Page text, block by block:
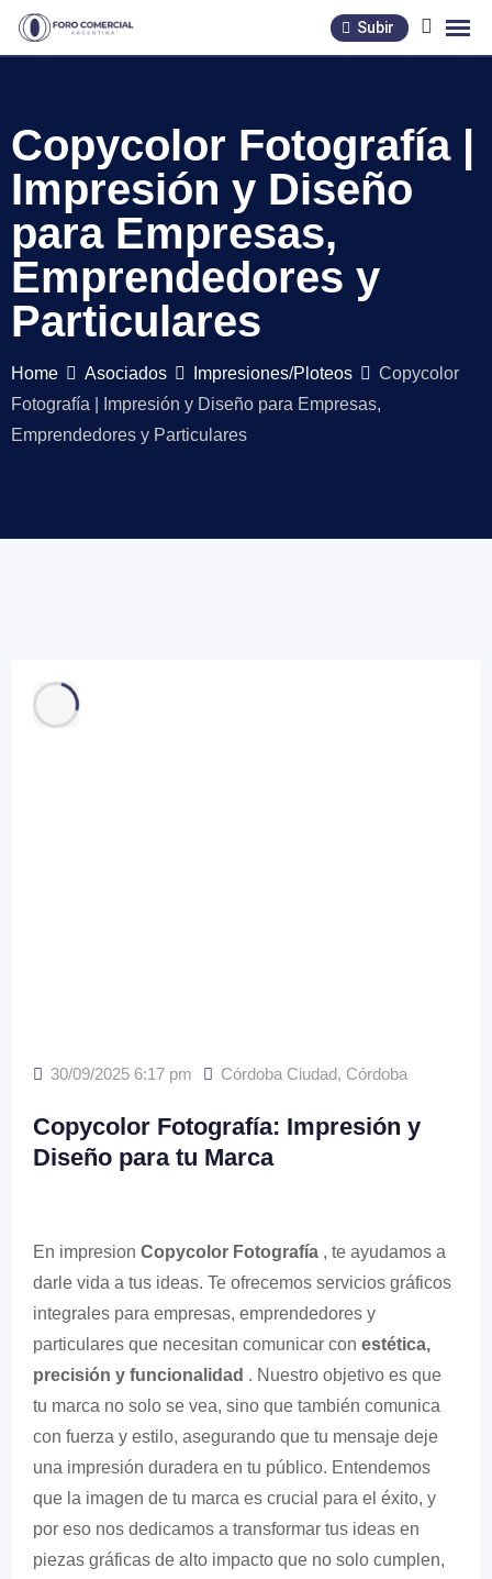
Skip
Subir
Copycolor Fotografía |
Impresión y Diseño
para Empresas,
Emprendedores y
Particulares
Home Asociados Impresiones/Ploteos
Copycolor
Fotografía | Impresión y Diseño para Empresas,
Emprendedores y Particulares
30/09/2025 6:17 pm Córdoba Ciudad, Córdoba
Copycolor Fotografía: Impresión y
Diseño para tu Marca
En impresion Copycolor Fotografía , te ayudamos a
darle vida a tus ideas. Te ofrecemos servicios gráficos
integrales para empresas, emprendedores y
particulares que necesitan comunicar con estética,
precisión y funcionalidad . Nuestro objetivo es que
tu marca no solo se vea, sino que también comunica
con fuerza y ​​estilo, asegurando que tu mensaje deje
una impresión duradera en tu público. Entendemos
que la imagen de tu marca es crucial para el éxito, y
por eso nos dedicamos a transformar tus ideas en
piezas gráficas de alto impacto que no solo cumplen,